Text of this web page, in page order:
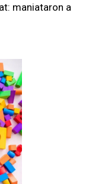
maniataron a